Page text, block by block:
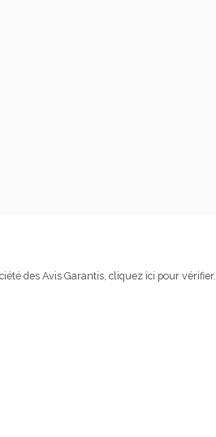
des Avis Garantis, cliquez ici pour vérifier.